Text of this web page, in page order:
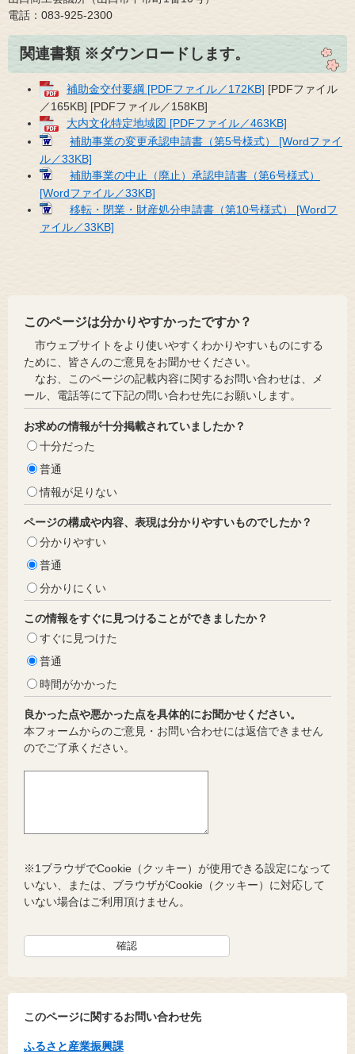
電話：083-925-2300
関連書類 ※ダウンロードします。
補助金交付要綱 [PDFファイル／172KB] [PDFファイル
／165KB] [PDFファイル／158KB]
大内文化特定地域図 [PDFファイル／463KB]
補助事業の変更承認申請書（第5号様式） [Wordファイ
ル／33KB]
補助事業の中止（廃止）承認申請書（第6号様式）
[Wordファイル／33KB]
移転・閉業・財産処分申請書（第10号様式） [Wordフ
ァイル／33KB]
このページは分かりやすかったですか？
市ウェブサイトをより使いやすくわかりやすいものにする
ために、皆さんのご意見をお聞かせください。
なお、このページの記載内容に関するお問い合わせは、メ
ール、電話等にて下記の問い合わせ先にお願いします。
お求めの情報が十分掲載されていましたか？
十分だった
普通
情報が足りない
ページの構成や内容、表現は分かりやすいものでしたか？
分かりやすい
普通
分かりにくい
この情報をすぐに見つけることができましたか？
すぐに見つけた
普通
時間がかかった
良かった点や悪かった点を具体的にお聞かせください。
本フォームからのご意見・お問い合わせには返信できません
のでご了承ください。
※1ブラウザでCookie（クッキー）が使用できる設定になって
いない、または、ブラウザがCookie（クッキー）に対応して
いない場合はご利用頂けません。
このページに関するお問い合わせ先
ふるさと産業振興課